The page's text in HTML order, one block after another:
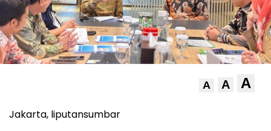
A A A
Jakarta, liputansumbar